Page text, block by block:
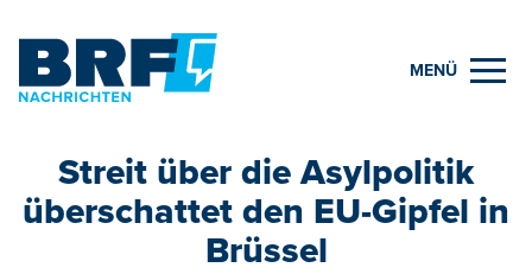
MENÜ
Streit über die Asylpolitik
überschattet den EU-Gipfel in
Brüssel